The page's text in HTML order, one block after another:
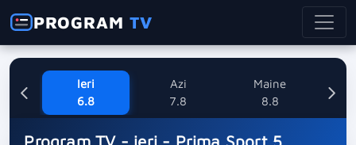
PROGRAMTV
Ieri
6.8
Azi
7.8
Maine
8.8
Program TV - ieri - Prima Sport 5